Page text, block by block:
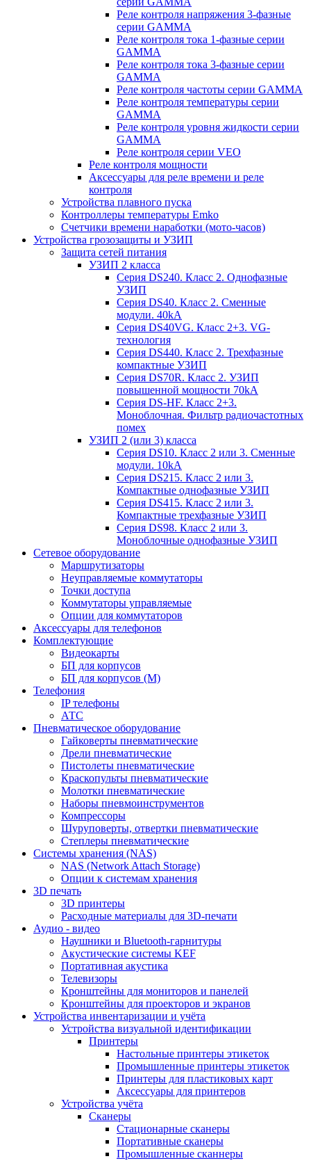
Реле контроля напряжения 3-фазные
серии GAMMA
Реле контроля тока 1-фазные серии
GAMMA
Реле контроля тока 3-фазные серии
GAMMA
Реле контроля частоты серии GAMMA
Реле контроля температуры серии
GAMMA
Реле контроля уровня жидкости серии
GAMMA
Реле контроля серии VEO
Реле контроля мощности
Аксессуары для реле времени и реле
контроля
Устройства плавного пуска
Контроллеры температуры Emko
Счетчики времени наработки (мото-часов)
Устройства грозозащиты и УЗИП
Защита сетей питания
УЗИП 2 класса
Серия DS240. Класс 2. Однофазные
УЗИП
Серия DS40. Класс 2. Сменные
модули. 40kA
Серия DS40VG. Класс 2+3. VG-
технология
Серия DS440. Класс 2. Трехфазные
компактные УЗИП
Серия DS70R. Класс 2. УЗИП
повышенной мощности 70kA
Серия DS-HF. Класс 2+3.
Моноблочная. Фильтр радиочастотных
помех
УЗИП 2 (или 3) класса
Серия DS10. Класс 2 или 3. Сменные
модули. 10kA
Серия DS215. Класс 2 или 3.
Компактные однофазные УЗИП
Серия DS415. Класс 2 или 3.
Компактные трехфазные УЗИП
Серия DS98. Класс 2 или 3.
Моноблочные однофазные УЗИП
Сетевое оборудование
Маршрутизаторы
Неуправляемые коммутаторы
Точки доступа
Коммутаторы управляемые
Опции для коммутаторов
Аксессуары для телефонов
Комплектующие
Видеокарты
БП для корпусов
БП для корпусов (М)
Телефония
IP телефоны
АТС
Пневматическое оборудование
Гайковерты пневматические
Дрели пневматические
Пистолеты пневматические
Краскопульты пневматические
Молотки пневматические
Наборы пневмоинструментов
Компрессоры
Шуруповерты, отвертки пневматические
Степлеры пневматические
Cистемы хранения (NAS)
NAS (Network Attach Storage)
Опции к системам хранения
3D печать
3D принтеры
Расходные материалы для 3D-печати
Аудио - видео
Наушники и Bluetooth-гарнитуры
Акустические системы KEF
Портативная акустика
Телевизоры
Кронштейны для мониторов и панелей
Кронштейны для проекторов и экранов
Устройства инвентаризации и учёта
Устройства визуальной идентификации
Принтеры
Настольные принтеры этикеток
Промышленные принтеры этикеток
Принтеры для пластиковых карт
Аксессуары для принтеров
Устройства учёта
Сканеры
Стационарные сканеры
Портативные сканеры
Промышленные сканнеры